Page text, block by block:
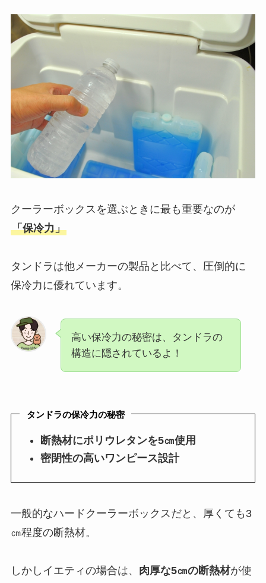
クーラーボックスを選ぶときに最も重要なのが
「保冷力」
タンドラは他メーカーの製品と比べて、圧倒的に
保冷力に優れています。
高い保冷力の秘密は、タンドラの
構造に隠されているよ！
タンドラの保冷力の秘密
断熱材にポリウレタンを5㎝使用
密閉性の高いワンピース設計
一般的なハードクーラーボックスだと、厚くても3
㎝程度の断熱材。
しかしイエティの場合は、 肉厚な5㎝の断熱材が使